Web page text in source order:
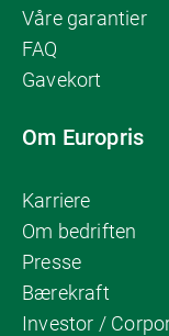
Våre garantier
FAQ
Gavekort
Om Europris
Karriere
Om bedriften
Presse
Bærekraft
Investor /